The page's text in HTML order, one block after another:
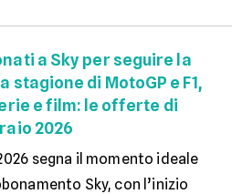
a Sky per seguire la
stagione di MotoGP e F1,
e film: le offerte di
2026
segna il momento ideale
Sky, con l’inizio